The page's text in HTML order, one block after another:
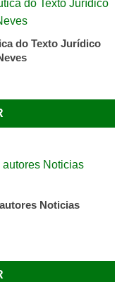
do Texto Jurídico
Noticias